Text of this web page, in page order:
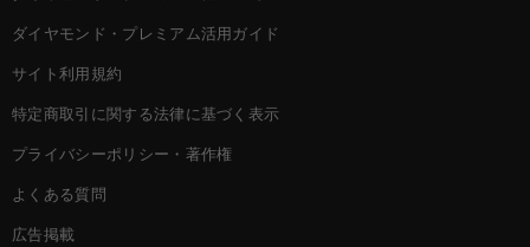
ダイヤモンド・プレミアム活用ガイド
サイト利用規約
特定商取引に関する法律に基づく表示
プライバシーポリシー・著作権
よくある質問
広告掲載